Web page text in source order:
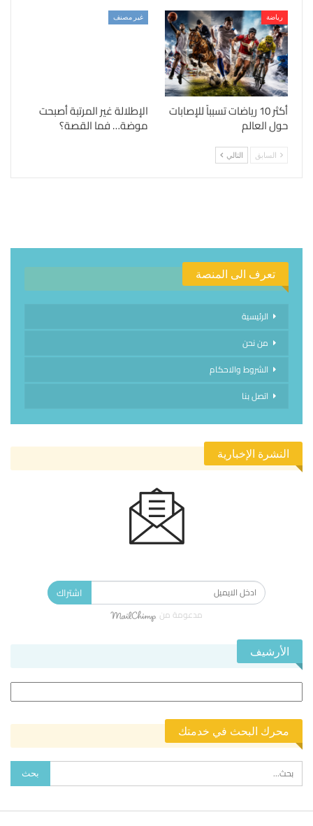
رياضة
أكثر 10 رياضات تسبباً للإصابات
حول العالم
غير مصنف
الإطلالة غير المرتبة أصبحت
موضة… فما القصة؟
السابق التالي
تعرف الى المنصة
الرئيسية
من نحن
الشروط والاحكام
اتصل بنا
النشرة الإخبارية
اشتراك
مدعومة من
الأرشيف
محرك البحث في خدمتك